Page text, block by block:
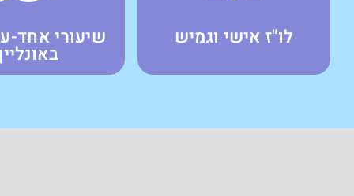
לו"ז אישי וגמיש שיעורי אחד-